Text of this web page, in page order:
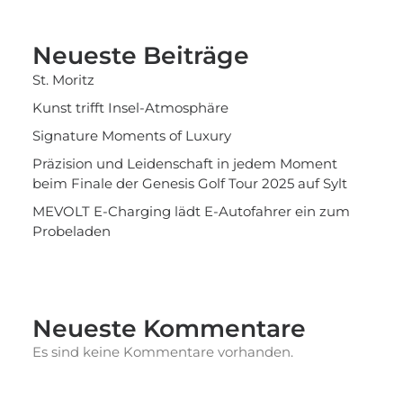
Neueste Beiträge
St. Moritz
Kunst trifft Insel-Atmosphäre
Signature Moments of Luxury
Präzision und Leidenschaft in jedem Moment
beim Finale der Genesis Golf Tour 2025 auf Sylt
MEVOLT E-Charging lädt E-Autofahrer ein zum
Probeladen
Neueste Kommentare
Es sind keine Kommentare vorhanden.